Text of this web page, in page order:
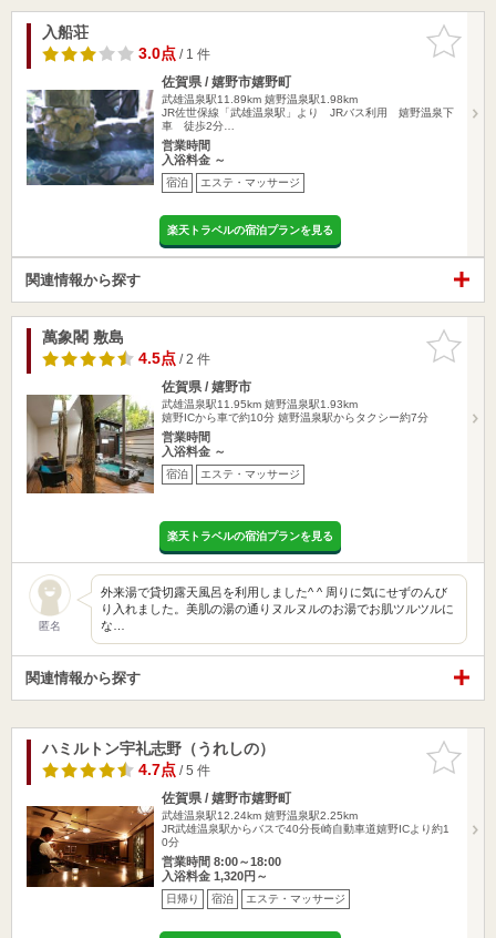
お気に入
りに追加
入船荘
3.0点/ 1 件
佐賀県 / 嬉野市嬉野町
武雄温泉駅11.89km 嬉野温泉駅1.98km
JR佐世保線「武雄温泉駅」より JRバス利用 嬉野温泉下
車 徒歩2分…
営業時間
入浴料金 ～
宿泊 エステ・マッサージ
楽天トラベルの宿泊プランを見る
関連情報から探す
お気に入
りに追加
萬象閣 敷島
4.5点/ 2 件
佐賀県 / 嬉野市
武雄温泉駅11.95km 嬉野温泉駅1.93km
嬉野ICから車で約10分 嬉野温泉駅からタクシー約7分
営業時間
入浴料金 ～
宿泊 エステ・マッサージ
楽天トラベルの宿泊プランを見る
匿名
外来湯で貸切露天風呂を利用しました^ ^ 周りに気にせずのんび
り入れました。美肌の湯の通りヌルヌルのお湯でお肌ツルツルに
な…
関連情報から探す
お気に入
りに追加
ハミルトン宇礼志野（うれしの）
4.7点/ 5 件
佐賀県 / 嬉野市嬉野町
武雄温泉駅12.24km 嬉野温泉駅2.25km
JR武雄温泉駅からバスで40分長崎自動車道嬉野ICより約1
0分
営業時間 8:00～18:00
入浴料金 1,320円～
日帰り 宿泊 エステ・マッサージ